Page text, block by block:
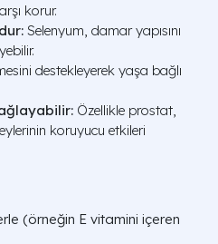
korur.
Selenyum, damar yapısını
destekleyerek yaşa bağlı
Özellikle prostat,
koruyucu etkileri
(örneğin E vitamini içeren